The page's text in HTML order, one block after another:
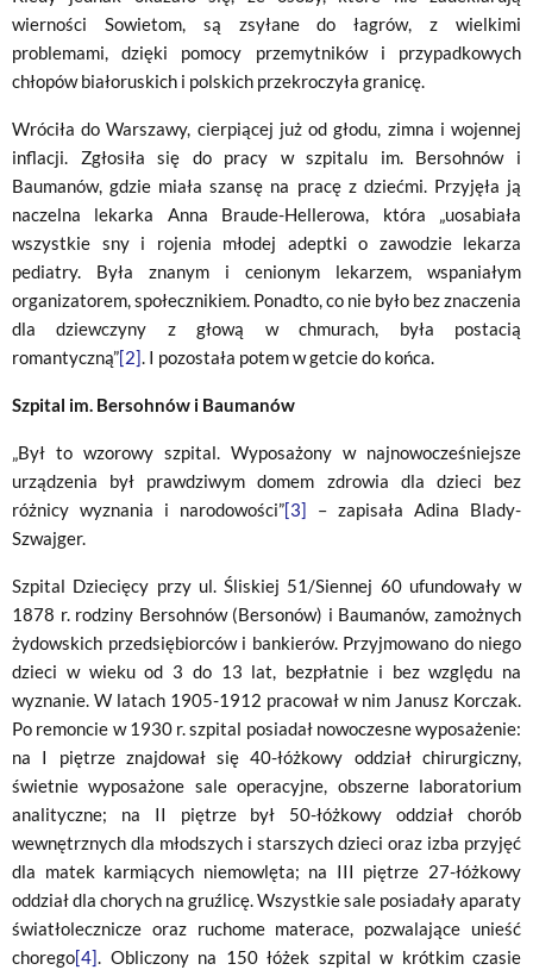
wierności Sowietom, są zsyłane do łagrów, z wielkimi
problemami, dzięki pomocy przemytników i przypadkowych
chłopów białoruskich i polskich przekroczyła granicę.
Wróciła do Warszawy, cierpiącej już od głodu, zimna i wojennej
inflacji. Zgłosiła się do pracy w szpitalu im. Bersohnów i
Baumanów, gdzie miała szansę na pracę z dziećmi. Przyjęła ją
naczelna lekarka Anna Braude-Hellerowa, która „uosabiała
wszystkie sny i rojenia młodej adeptki o zawodzie lekarza
pediatry. Była znanym i cenionym lekarzem, wspaniałym
organizatorem, społecznikiem. Ponadto, co nie było bez znaczenia
dla dziewczyny z głową w chmurach, była postacią
romantyczną”[2]. I pozostała potem w getcie do końca.
Szpital im. Bersohnów i Baumanów
„Był to wzorowy szpital. Wyposażony w najnowocześniejsze
urządzenia był prawdziwym domem zdrowia dla dzieci bez
różnicy wyznania i narodowości”[3] – zapisała Adina Blady-
Szwajger.
Szpital Dziecięcy przy ul. Śliskiej 51/Siennej 60 ufundowały w
1878 r. rodziny Bersohnów (Bersonów) i Baumanów, zamożnych
żydowskich przedsiębiorców i bankierów. Przyjmowano do niego
dzieci w wieku od 3 do 13 lat, bezpłatnie i bez względu na
wyznanie. W latach 1905-1912 pracował w nim Janusz Korczak.
Po remoncie w 1930 r. szpital posiadał nowoczesne wyposażenie:
na I piętrze znajdował się 40-łóżkowy oddział chirurgiczny,
świetnie wyposażone sale operacyjne, obszerne laboratorium
analityczne; na II piętrze był 50-łóżkowy oddział chorób
wewnętrznych dla młodszych i starszych dzieci oraz izba przyjęć
dla matek karmiących niemowlęta; na III piętrze 27-łóżkowy
oddział dla chorych na gruźlicę. Wszystkie sale posiadały aparaty
światłolecznicze oraz ruchome materace, pozwalające unieść
chorego[4]. Obliczony na 150 łóżek szpital w krótkim czasie